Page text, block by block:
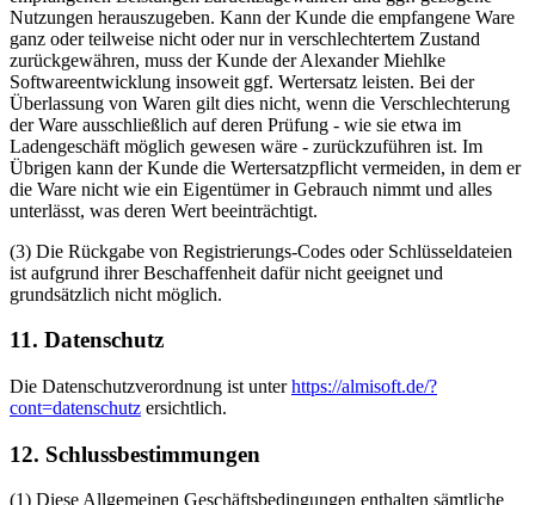
Nutzungen herauszugeben. Kann der Kunde die empfangene Ware
ganz oder teilweise nicht oder nur in verschlechtertem Zustand
zurückgewähren, muss der Kunde der Alexander Miehlke
Softwareentwicklung insoweit ggf. Wertersatz leisten. Bei der
Überlassung von Waren gilt dies nicht, wenn die Verschlechterung
der Ware ausschließlich auf deren Prüfung - wie sie etwa im
Ladengeschäft möglich gewesen wäre - zurückzuführen ist. Im
Übrigen kann der Kunde die Wertersatzpflicht vermeiden, in dem er
die Ware nicht wie ein Eigentümer in Gebrauch nimmt und alles
unterlässt, was deren Wert beeinträchtigt.
(3) Die Rückgabe von Registrierungs-Codes oder Schlüsseldateien
ist aufgrund ihrer Beschaffenheit dafür nicht geeignet und
grundsätzlich nicht möglich.
11. Datenschutz
Die Datenschutzverordnung ist unterhttps://almisoft.de/?
cont=datenschutz ersichtlich.
12. Schlussbestimmungen
(1) Diese Allgemeinen Geschäftsbedingungen enthalten sämtliche